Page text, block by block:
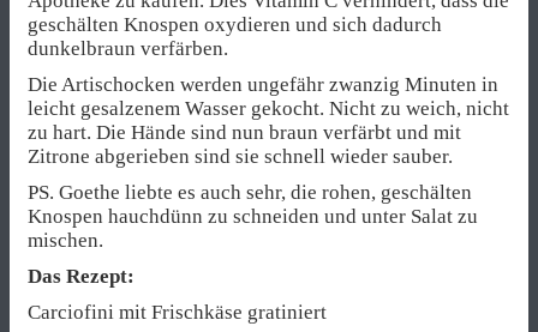
geschälten Knospen oxydieren und sich dadurch
dunkelbraun verfärben.
Die Artischocken werden ungefähr zwanzig Minuten in
leicht gesalzenem Wasser gekocht. Nicht zu weich, nicht
zu hart. Die Hände sind nun braun verfärbt und mit
Zitrone abgerieben sind sie schnell wieder sauber.
PS. Goethe liebte es auch sehr, die rohen, geschälten
Knospen hauchdünn zu schneiden und unter Salat zu
mischen.
Das Rezept:
Carciofini mit Frischkäse gratiniert